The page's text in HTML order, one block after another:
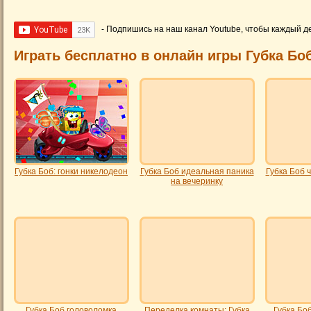
- Подпишись на наш канал Youtube, чтобы каждый
Играть бесплатно в онлайн игры Губка
Губка Боб: гонки никелодеон
Губка Боб идеальная паника
на вечеринку
Губка Боб